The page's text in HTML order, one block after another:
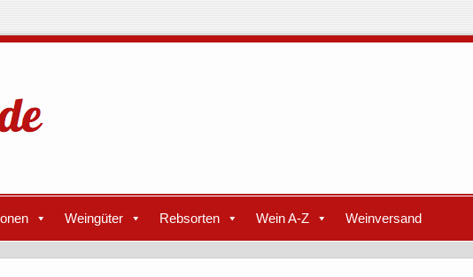
Weingüter Rebsorten Wein A-Z Weinversand